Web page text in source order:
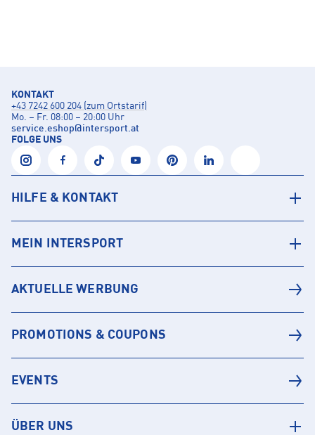
KONTAKT
+43 7242 600 204 (zum Ortstarif)
Mo. – Fr. 08:00 – 20:00 Uhr
service.eshop@intersport.at
FOLGE UNS
HILFE & KONTAKT
MEIN INTERSPORT
AKTUELLE WERBUNG
PROMOTIONS & COUPONS
EVENTS
ÜBER UNS